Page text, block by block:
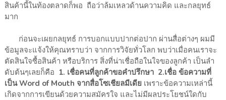
สินค้านี้ในท้องตลาดก็พอ ถือว่าล้มเหลวด้านความคิด และกลยุทธ์
มาก
ก่อนจะเผยกลยุทธ์ การบอกแบบปากต่อปาก ผ่านสื่อต่างๆ ผมมี
ข้อมูลจะแจ้งให้คุณทราบว่า จากการวิจัยทั่วโลก พบว่าเมื่อคนเราจะ
ตัดสินใจซื้อสินค้า หรือบริการ สิ่งที่น่าเชื่อถือในใจของลูกค้า เป็นลำ
ดับต้นๆเลยก็คือ 1. เชื่อคนที่ลูกค้าขอคำปรึกษา 2.เชื่อ ข้อความที่
เป็น Word of Mouth จากสื่อโซเชียลมีเดีย เพราะข้อความเหล่านี้
เกิดจากการเขียนด้วยความสมัครใจ และไม่มีผลประโยชน์ใดกับ